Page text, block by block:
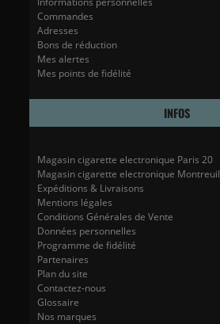
Commandes
Adresses
Bons de réduction
Mes alertes
Mes points de fidélité
INFOS
Magasin cigarette electronique Paris 20
Magasin cigarette electronique Montreuil
Expéditions & Livraisons
Mentions légales
Conditions Générales de Vente
Données personnelles
Programme de fidélité
Partenaires
Plan du site
Contactez-nous
Glossaire
Nos marques